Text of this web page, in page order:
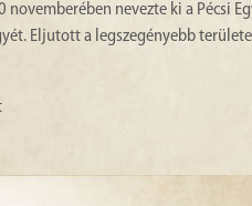
novemberében nevezte ki a Pécsi
Eljutott a legszegényebb